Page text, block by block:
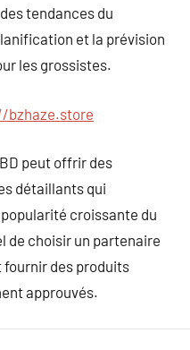
tendances du
et la prévision
les grossistes.
bzhaze.store
peut offrir des
détaillants qui
croissante du
de choisir un partenaire
des produits
approuvés.